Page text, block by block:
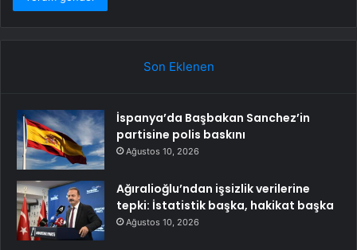
Son Eklenen
İspanya’da Başbakan Sanchez’in
partisine polis baskını
Ağustos 10, 2026
Ağıralioğlu’ndan işsizlik verilerine
tepki: İstatistik başka, hakikat başka
Ağustos 10, 2026